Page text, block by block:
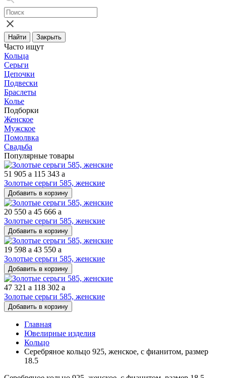
Найти Закрыть
Часто ищут
Кольца
Серьги
Цепочки
Подвески
Браслеты
Колье
Подборки
Женское
Мужское
Помолвка
Свадьба
Популярные товары
51 905 a 115 343 a
Золотые серьги 585, женские
Добавить в корзину
20 550 a 45 666 a
Золотые серьги 585, женские
Добавить в корзину
19 598 a 43 550 a
Золотые серьги 585, женские
Добавить в корзину
47 321 a 118 302 a
Золотые серьги 585, женские
Добавить в корзину
Главная
Ювелирные изделия
Кольцо
Серебряное кольцо 925, женское, с фианитом, размер
18.5